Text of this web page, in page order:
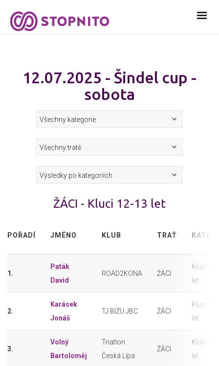
12.07.2025 - Šindel cup -
sobota
ŽÁCI - Kluci 12-13 let
POŘADÍ JMÉNO KLUB TRAŤ
1.
Paták
David
ROAD2KONA ŽÁCI
Kluci
let
2.
Karásek
Jonáš
TJ BIŽU JBC ŽÁCI
Kluci
let
3.
Volný
Bartoloměj
Triatlon
Česká Lípa
ŽÁCI
Kluci
let